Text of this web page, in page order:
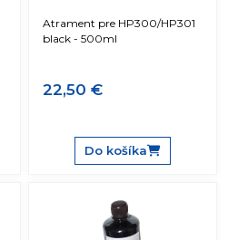
Atrament pre HP300/HP301
black - 500ml
22,50 €
Do košíka